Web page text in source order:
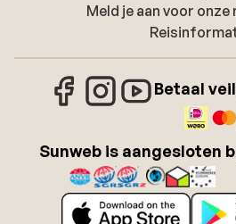
Meld je aan voor
Betaal
Sunweb is aangesloten